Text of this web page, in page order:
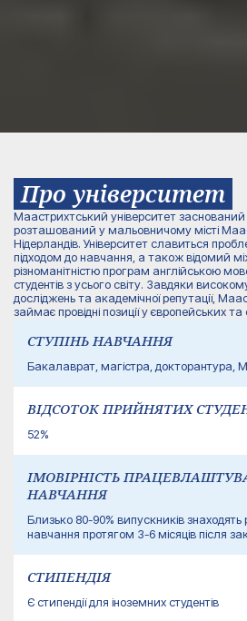
Про університет
Маастрихтський університет заснований
розташований у мальовничому місті
Нідерландів. Університет славиться
підходом до навчання, а також відомий
різноманітністю програм англійською
студентів з усього світу. Завдяки
досліджень та академічної репутації,
займає провідні позиції у європейських
СТУПІНЬ НАВЧАННЯ
Бакалаврат, магістра, докторантура,
ВІДСОТОК ПРИЙНЯТИХ
52%
ІМОВІРНІСТЬ
НАВЧАННЯ
Близько 80-90% випускників
навчання протягом 3-6 місяців після
СТИПЕНДІЯ
Є стипендії для іноземних студентів